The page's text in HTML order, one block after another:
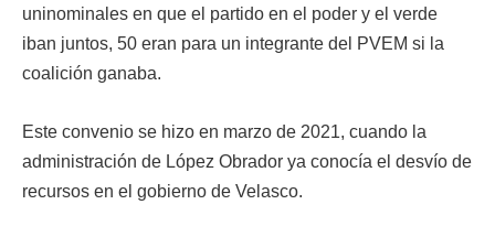
uninominales en que el partido en el poder y el verde
iban juntos, 50 eran para un integrante del PVEM si la
coalición ganaba.
Este convenio se hizo en marzo de 2021, cuando la
administración de López Obrador ya conocía el desvío de
recursos en el gobierno de Velasco.